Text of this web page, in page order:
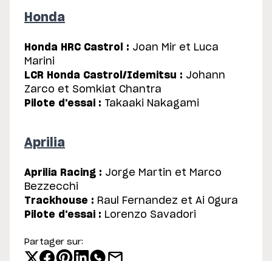
Honda
Honda HRC Castrol : Joan Mir et Luca
Marini
LCR Honda Castrol/Idemitsu : Johann
Zarco et Somkiat Chantra
Pilote d'essai : Takaaki Nakagami
Aprilia
Aprilia Racing : Jorge Martin et Marco
Bezzecchi
Trackhouse : Raul Fernandez et Ai Ogura
Pilote d'essai : Lorenzo Savadori
Partager sur: